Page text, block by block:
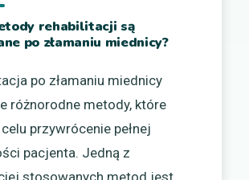
rehabilitacji są
po złamaniu miednicy?
po złamaniu miednicy
różnorodne metody, które
przywrócenie pełnej
pacjenta. Jedną z
stosowanych metod jest